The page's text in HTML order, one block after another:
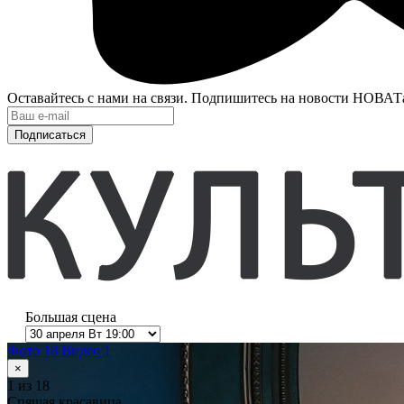
Оставайтесь с нами на связи. Подпишитесь на новости
Подписаться
Большая сцена
Фото 18 Видео 1
×
1 из 18